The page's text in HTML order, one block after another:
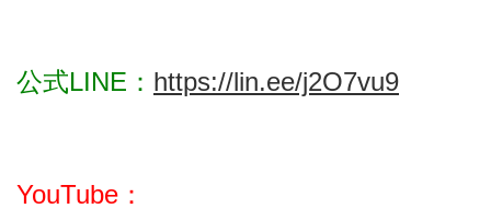
公式LINE： https://lin.ee/j2O7vu9
YouTube：